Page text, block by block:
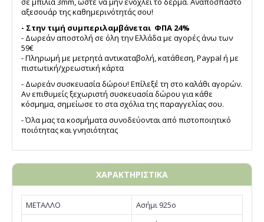
αξεσουάρ της καθημερινότητάς σου!
- Στην τιμή συμπεριλαμβάνεται ΦΠΑ 24%
- Δωρεάν αποστολή σε όλη την Ελλάδα με αγορές άνω των
59€
- Πληρωμή με μετρητά αντικαταβολή, κατάθεση, Paypal ή με
πιστωτική/χρεωστική κάρτα
- Δωρεάν συσκευασία δώρου! Επίλεξέ τη στο καλάθι αγορών.
Αν επιθυμείς ξεχωριστή συσκευασία δώρου για κάθε
κόσμημα, σημείωσε το στα σχόλια της παραγγελίας σου.
- Όλα μας τα κοσμήματα συνοδεύονται από πιστοποιητικό
ποιότητας και γνησιότητας
ΧΑΡΑΚΤΗΡΙΣΤΙΚΑ
ΜΕΤΑΛΛΟ
Ασήμι 925ο